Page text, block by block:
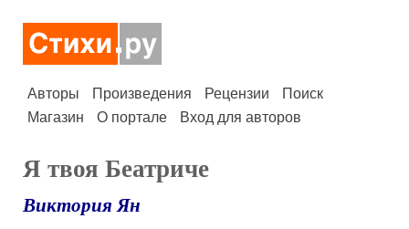
Авторы Произведения Рецензии
Поиск
Магазин
О портале Вход для авторов
Я твоя Беатриче
Виктория Ян